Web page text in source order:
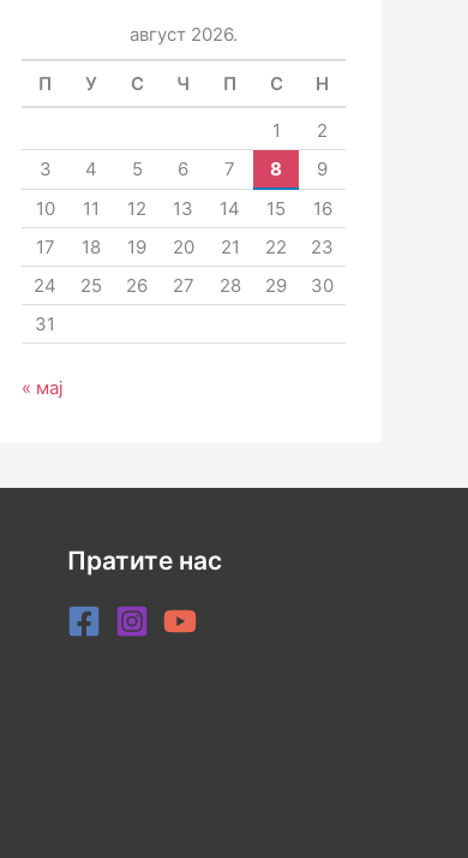
август 2026.
П У С Ч П С Н
1
2
3
4 5 6 7 8
9
10
11 12 13 14 15
16
17
18 19 20 21 22
23
24
25 26 27 28 29
30
31
« мај
Пратите нас